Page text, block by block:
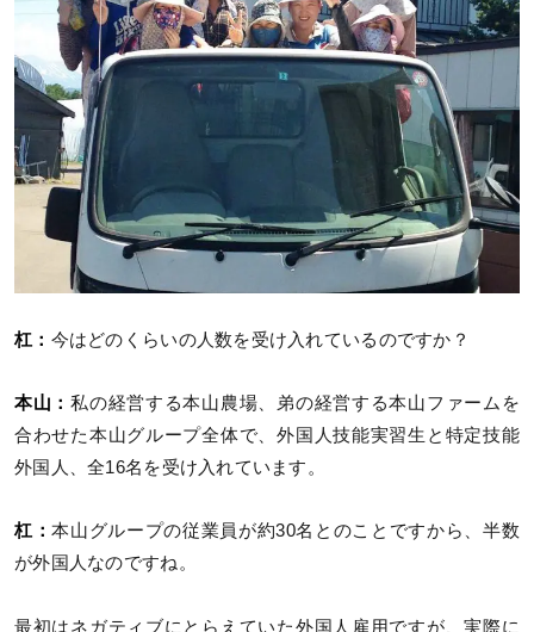
杠： 今はどのくらいの人数を受け入れているのですか？
本山：私の経営する本山農場、弟の経営する本山ファームを
合わせた本山グループ全体で、外国人技能実習生と特定技能
外国人、全16名を受け入れています。
杠：本山グループの従業員が約30名とのことですから、半数
が外国人なのですね。
最初はネガティブにとらえていた外国人雇用ですが、実際に